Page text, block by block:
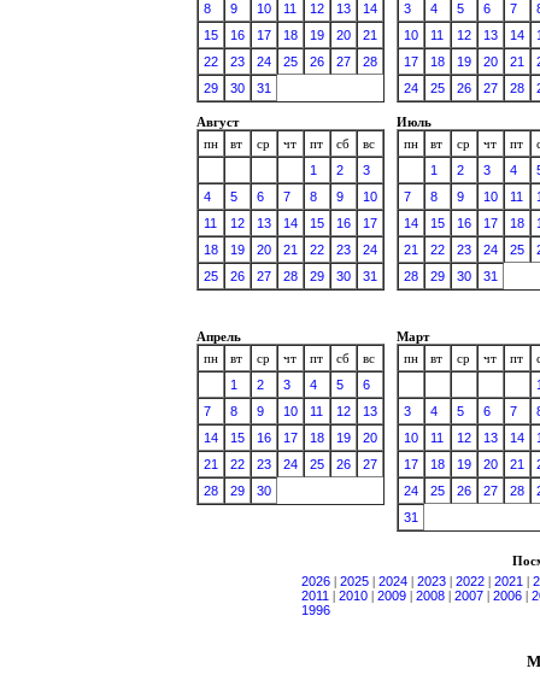
8
9 10 11 12 13
14
15
16 17 18 19 20
21
22
23 24 25 26 27
28
29
30 31
3
4 5 6 7
10
11 12 13 14
17
18 19 20 21
24
25 26 27 28
Август
пн
вт ср чт пт сб
вс
1
2
3
4
5 6 7 8 9
10
11
12 13 14 15 16
17
18
19 20 21 22 23
24
25
26 27 28 29 30 31
Июль
пн
вт ср чт пт
1
2 3 4
7
8 9 10 11
14
15 16 17 18
21
22 23 24 25
28
29 30 31
Апрель
пн
вт ср чт пт сб
вс
1
2 3 4 5
6
7
8 9 10 11 12
13
14
15 16 17 18 19
20
21
22 23 24 25 26
27
28
29 30
Март
пн
вт ср чт пт
3
4 5 6 7
10
11 12 13 14
17
18 19 20 21
24
25 26 27 28
31
2026
2025 2024 2023 2022 2021
2011
2010 2009 2008 2007 2006
1996